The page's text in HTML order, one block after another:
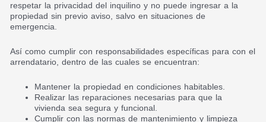
respetar la privacidad del inquilino y no puede ingresar a la
propiedad sin previo aviso, salvo en situaciones de
emergencia.
Así como cumplir con responsabilidades específicas para con el
arrendatario, dentro de las cuales se encuentran:
Mantener la propiedad en condiciones habitables.
Realizar las reparaciones necesarias para que la
vivienda sea segura y funcional.
Cumplir con las normas de mantenimiento y limpieza